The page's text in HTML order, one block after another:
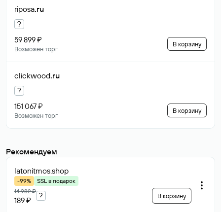
riposa.ru
?
59 899 ₽
Возможен торг
В корзину
clickwood.ru
?
151 067 ₽
Возможен торг
В корзину
Рекомендуем
latonitmos.shop
-99%
SSL в подарок
14 982 ₽
189 ₽
? В корзину